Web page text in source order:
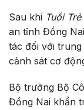
Sau khi Tuổi
an tỉnh Đồng
tác đối với
cảnh sát cơ
Bộ trưởng Bộ
Đồng Nai khẩn